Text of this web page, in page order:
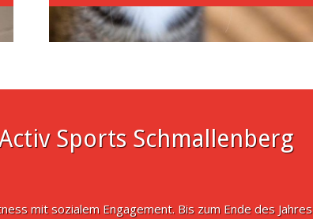
Sports Schmallenberg
mit sozialem Engagement. Bis zum Ende des Jahres